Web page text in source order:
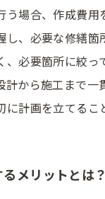
う場合、作成費
し、必要な修繕
、必要箇所に絞
計から施工まで
に計画を立てるこ
メリットとは？